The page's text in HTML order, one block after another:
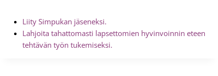
Liity Simpukan jäseneksi.
Lahjoita tahattomasti lapsettomien hyvinvoinnin eteen
tehtävän työn tukemiseksi.